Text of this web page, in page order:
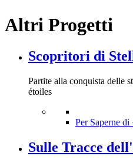
Altri Progetti
Scopritori di
Partite alla conquista delle
étoiles
Per Saperne di
Sulle Tracce